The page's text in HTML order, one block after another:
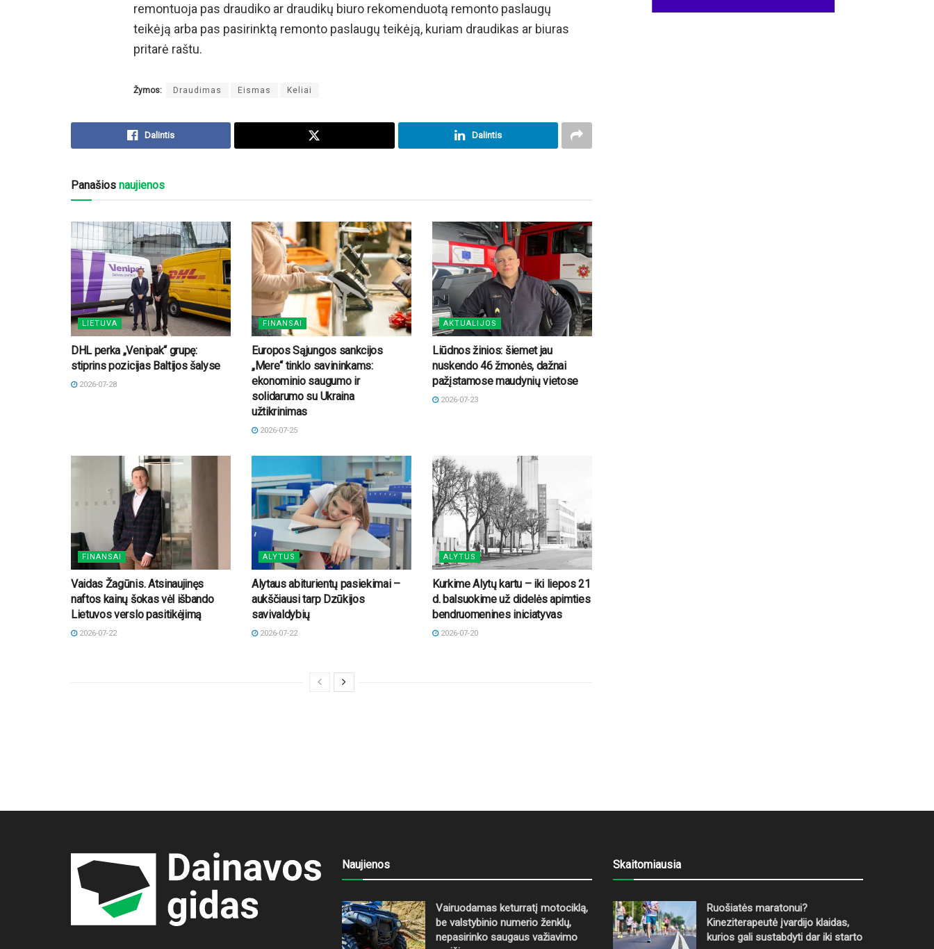
remontuoja pas draudiko ar draudikų biuro rekomenduotą remonto paslaugų
teikėją arba pas pasirinktą remonto paslaugų teikėją, kuriam draudikas ar biuras
pritarė raštu.
Žymos: Draudimas Eismas Keliai
Dalintis Dalintis
Panašios naujienos
LIETUVA
DHL perka „Venipak“ grupę:
stiprins pozicijas Baltijos šalyse
2026-07-28
FINANSAI
Europos Sąjungos sankcijos
„Mere“ tinklo savininkams:
ekonominio saugumo ir
solidarumo su Ukraina
užtikrinimas
2026-07-25
AKTUALIJOS
Liūdnos žinios: šiemet jau
nuskendo 46 žmonės, dažnai
pažįstamose maudynių vietose
2026-07-23
FINANSAI
Vaidas Žagūnis. Atsinaujinęs
naftos kainų šokas vėl išbando
Lietuvos verslo pasitikėjimą
2026-07-22
ALYTUS
Alytaus abiturientų pasiekimai –
aukščiausi tarp Dzūkijos
savivaldybių
2026-07-22
ALYTUS
Kurkime Alytų kartu – iki liepos 21
d. balsuokime už didelės apimties
bendruomenines iniciatyvas
2026-07-20
Naujienos
Vairuodamas keturratį motociklą,
be valstybinio numerio ženklų,
nepasirinko saugaus važiavimo
Skaitomiausia
Ruošiatės maratonui?
Kineziterapeutė įvardijo klaidas,
kurios gali sustabdyti dar iki starto